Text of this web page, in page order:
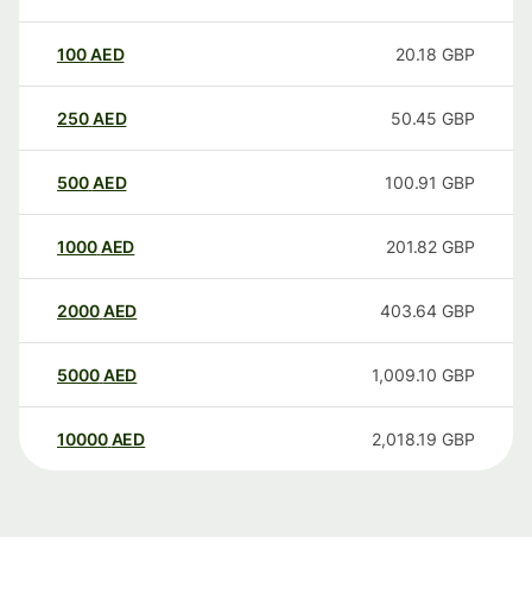
100AED 20.18 GBP
250AED 50.45 GBP
500AED 100.91 GBP
1000AED 201.82 GBP
2000AED 403.64 GBP
5000AED 1,009.10 GBP
10000 AED 2,018.19 GBP